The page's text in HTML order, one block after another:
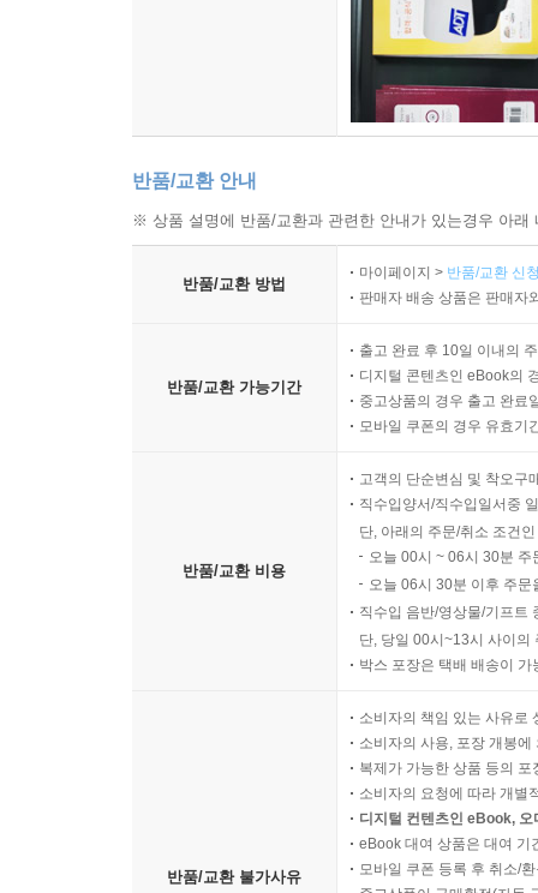
반품/교환 안내
※ 상품 설명에 반품/교환과 관련한 안내가 있는경우 아
반품/교환 방법
마이페이지 > 반품/교환 신
판매자 배송 상품은 판매자
반품/교환 가능기간
출고 완료 후 10일 이내의
디지털 콘텐츠인 eBook의
중고상품의 경우 출고 완료
모바일 쿠폰의 경우 유효기
반품/교환 비용
고객의 단순변심 및 착오구
직수입양서/직수입일서중
단, 아래의 주문/취소 조건
오늘 00시 ~ 06시 30분
오늘 06시 30분 이후 주
직수입 음반/영상물/기프트
단, 당일 00시~13시 사이의
박스 포장은 택배 배송이
반품/교환 불가사유
소비자의 책임 있는 사유로
소비자의 사용, 포장 개봉
복제가 가능한 상품 등의
소비자의 요청에 따라 개별
디지털 컨텐츠인 eBook,
eBook 대여 상품은 대여 기
모바일 쿠폰 등록 후 취소/